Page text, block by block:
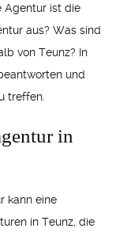
Agentur ist die
aus? Was sind
von Teunz? In
und
treffen.
in
kann eine
in Teunz, die